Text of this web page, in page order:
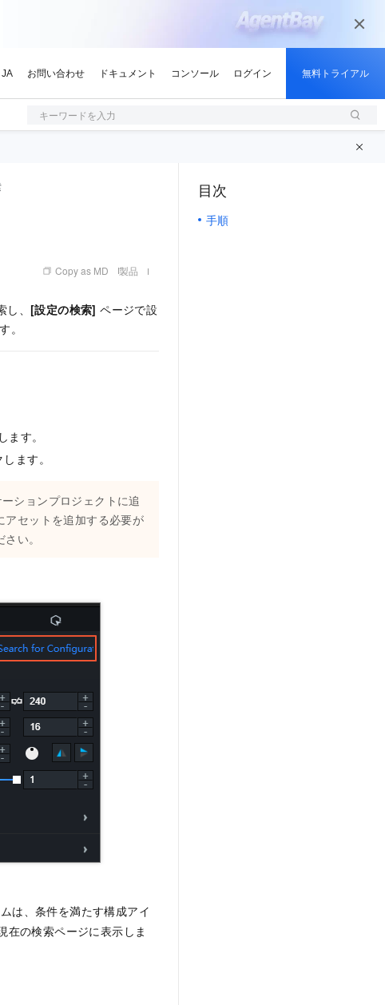
キーワードを入力
Copy as MD 製品
、 [設定の検索] ページで設
。
ます。
ます。
ションプロジェクトに追
アセットを追加する必要が
い。
は、条件を満たす構成アイ
在の検索ページに表示しま
目次
手順